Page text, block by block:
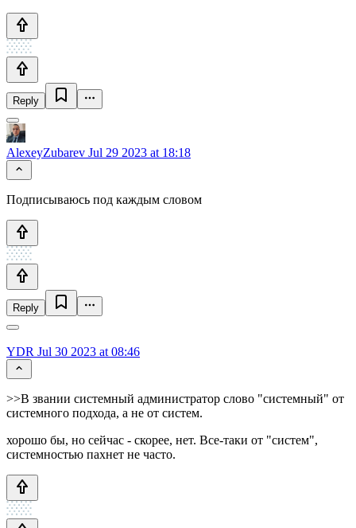
Reply
AlexeyZubarev Jul 29 2023 at 18:18
Подписываюсь под каждым словом
Reply
YDR Jul 30 2023 at 08:46
>>В звании системный администратор слово "системный" от
системного подхода, а не от систем.
хорошо бы, но сейчас - скорее, нет. Все-таки от "систем",
системностью пахнет не часто.